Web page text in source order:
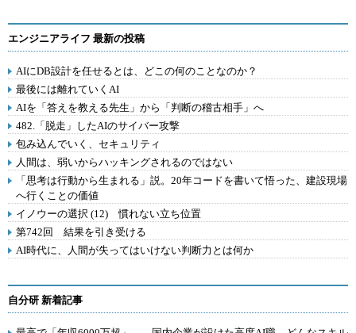
エンジニアライフ 最新の投稿
AIにDB設計を任せるとは、どこの何のことなのか？
最後には離れていくAI
AIを「答えを教える先生」から「判断の稽古相手」へ
482.「脱走」したAIのサイバー攻撃
包み込んでいく、セキュリティ
人間は、弱いからハッキングされるのではない
「思考は行動から生まれる」説。20年コードを書いて悟った、建設現場
へ行くことの価値
イノウーの選択 (12) 慣れない立ち位置
第742回 結果を引き受ける
AI時代に、人間が失ってはいけない判断力とは何か
自分研 新着記事